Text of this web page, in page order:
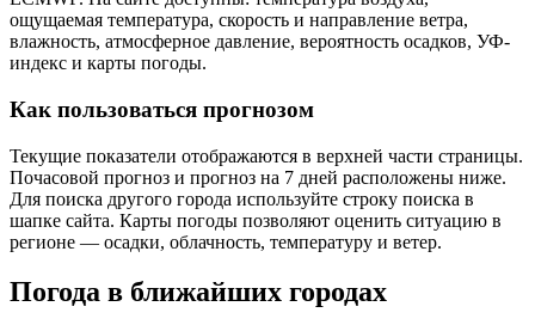
ощущаемая температура, скорость и направление ветра,
влажность, атмосферное давление, вероятность осадков, УФ-
индекс и карты погоды.
Как пользоваться прогнозом
Текущие показатели отображаются в верхней части страницы.
Почасовой прогноз и прогноз на 7 дней расположены ниже.
Для поиска другого города используйте строку поиска в
шапке сайта. Карты погоды позволяют оценить ситуацию в
регионе — осадки, облачность, температуру и ветер.
Погода в ближайших городах